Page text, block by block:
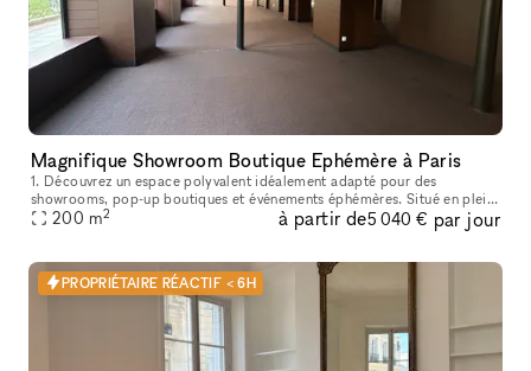
Magnifique Showroom Boutique Ephémère à Paris
1. Découvrez un espace polyvalent idéalement adapté pour des
showrooms, pop-up boutiques et événements éphémères. Situé en plein
cœur de Paris, sur le boulevard Saint-Germain, à proximité de la Place
200 m2 à partir de5 040 € par jour
PROPRIÉTAIRE RÉACTIF < 6H